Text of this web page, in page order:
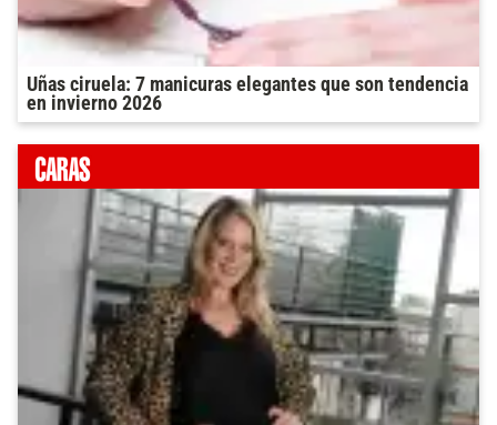
Uñas ciruela: 7 manicuras elegantes que son tendencia
en invierno 2026